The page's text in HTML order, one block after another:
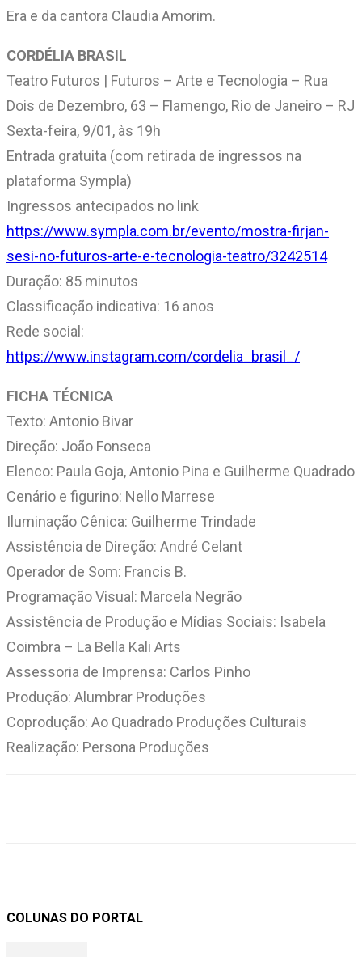
Era e da cantora Claudia Amorim.
CORDÉLIA BRASIL
Teatro Futuros | Futuros – Arte e Tecnologia – Rua
Dois de Dezembro, 63 – Flamengo, Rio de Janeiro – RJ
Sexta-feira, 9/01, às 19h
Entrada gratuita (com retirada de ingressos na
plataforma Sympla)
Ingressos antecipados no link
https://www.sympla.com.br/evento/mostra-firjan-
sesi-no-futuros-arte-e-tecnologia-teatro/3242514
Duração: 85 minutos
Classificação indicativa: 16 anos
Rede social:
https://www.instagram.com/cordelia_brasil_/
FICHA TÉCNICA
Texto: Antonio Bivar
Direção: João Fonseca
Elenco: Paula Goja, Antonio Pina e Guilherme Quadrado
Cenário e figurino: Nello Marrese
Iluminação Cênica: Guilherme Trindade
Assistência de Direção: André Celant
Operador de Som: Francis B.
Programação Visual: Marcela Negrão
Assistência de Produção e Mídias Sociais: Isabela
Coimbra – La Bella Kali Arts
Assessoria de Imprensa: Carlos Pinho
Produção: Alumbrar Produções
Coprodução: Ao Quadrado Produções Culturais
Realização: Persona Produções
COLUNAS DO PORTAL